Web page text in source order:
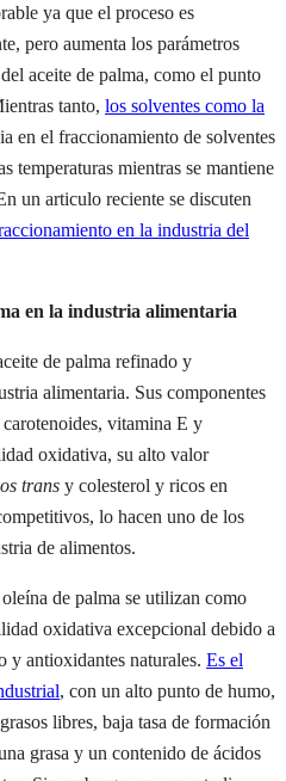
ya que el proceso es
pero aumenta los parámetros
aceite de palma, como el punto
tanto, los solventes como la
en el fraccionamiento de solventes
temperaturas mientras se mantiene
un articulo reciente se discuten
en la industria del
en la industria alimentaria
de palma refinado y
alimentaria. Sus componentes
vitamina E y
oxidativa, su alto valor
trans y colesterol y ricos en
lo hacen uno de los
de alimentos.
de palma se utilizan como
oxidativa excepcional debido a
y antioxidantes naturales. Es el
, con un alto punto de humo,
libres, baja tasa de formación
grasa y un contenido de ácidos